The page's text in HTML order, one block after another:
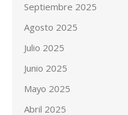
Septiembre 2025
Agosto 2025
Julio 2025
Junio 2025
Mayo 2025
Abril 2025